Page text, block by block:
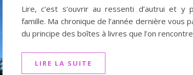
Lire, c’est s’ouvrir au ressenti d’autrui et y
famille. Ma chronique de l’année dernière vous
du principe des boîtes à livres que l’on
LIRE LA SUITE